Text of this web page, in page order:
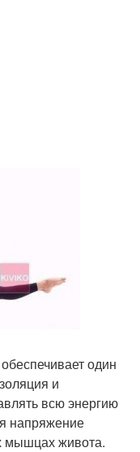
один
и
всю энергию
напряжение
мышцах живота.